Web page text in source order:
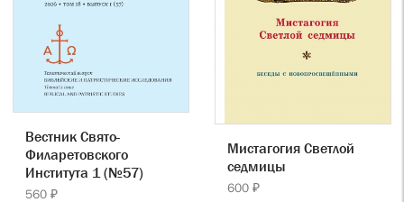
Вестник Свято-
Филаретовского
Института 1 (№57)
560 ₽
Мистагогия Светлой
седмицы
600 ₽